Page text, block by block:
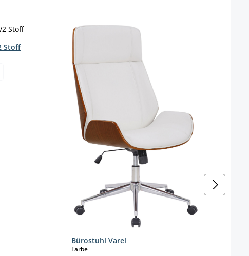
Stoff
Bürostuhl Varel
Farbeauswählen